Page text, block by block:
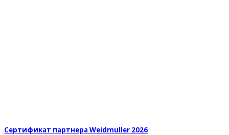
Сертификат партнера Weidmuller 2026